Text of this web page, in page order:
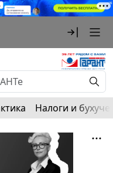
Налоги и